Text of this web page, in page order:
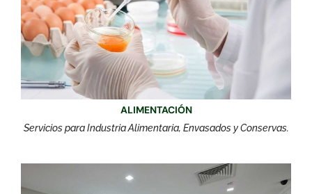
ALIMENTACIÓN
Servicios para Industria Alimentaria, Envasados y Conservas.